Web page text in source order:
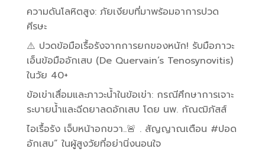
ความดันโลหิตสูง: ภัยเงียบที่มาพร้อมอาการปวด
ศีรษะ
⚠️ ปวดข้อมือเรื้อรังจากการยกของหนัก! รับมือภาวะ
เอ็นข้อมืออักเสบ (De Quervain’s Tenosynovitis)
ในวัย 40+
ข้อเข่าเสื่อมและภาวะน้ำในข้อเข่า: กรณีศึกษาการเจาะ
ระบายน้ำและฉีดยาลดอักเสบ โดย นพ. กัณฒิภัสส์
ไอเรื้อรัง เจ็บหน้าอกขวา..🚨 . สัญญาณเตือน #ปอด
อักเสบ” ในผู้สูงวัยที่อย่านิ่งนอนใจ